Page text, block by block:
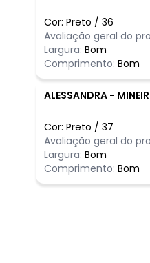
Cor: Preto / 36
Avaliação geral do
Largura: Bom
Comprimento: Bom
ALESSANDRA -
Cor: Preto / 37
Avaliação geral do
Largura: Bom
Comprimento: Bom